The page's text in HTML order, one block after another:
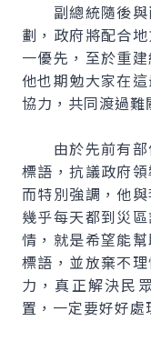
副總統隨後與
劃，政府將配合
一優先，至於重
他也期勉大家在
協力，共同渡過難
由於先前有部
標語，抗議政府
而特別強調，他
幾乎每天都到災
情，就是希望能
標語，並放棄不
力，真正解決民
置，一定要好好處